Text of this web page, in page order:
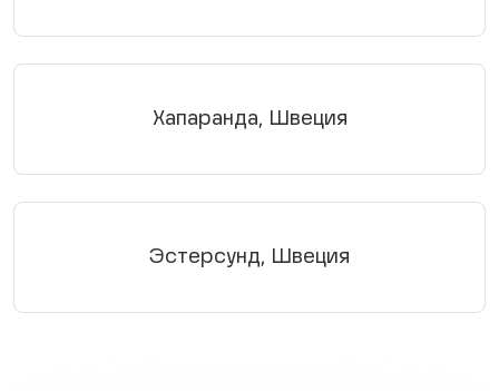
Хапаранда, Швеция
Эстерсунд, Швеция